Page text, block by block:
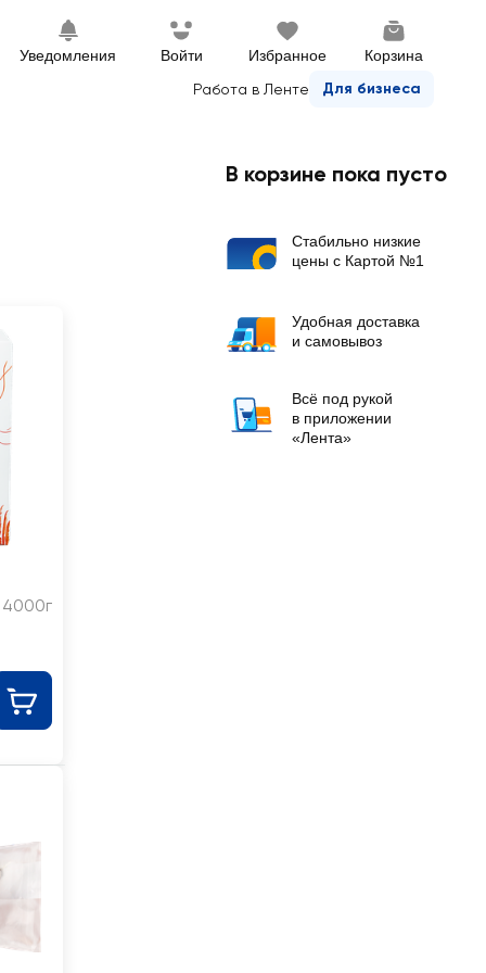
Уведомления Войти Избранное
Корзина
Работа в Ленте
Для бизнеса
4000г
В корзине пока пусто
Стабильно низкие
цены с Картой №1
Удобная доставка
и самовывоз
Всё под рукой
в приложении
«Лента»